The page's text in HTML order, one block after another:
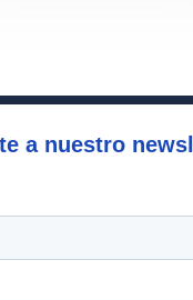
a nuestro